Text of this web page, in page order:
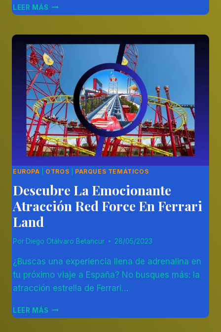
LEER MÁS ISLA
MÁGICA
EUROPA OTROS PARQUES TEMÁTICOS
Descubre La Emocionante
Atracción Red Force En Ferrari
Land
Por Diego Otálvaro Betancur 28/05/2023
¿Buscas una experiencia llena de adrenalina en
tu próximo viaje a España? No busques más: la
atracción estrella de Ferrari…
LEER MÁS DESCUBRE
LA